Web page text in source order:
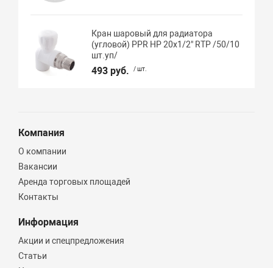
Кран шаровый для радиатора
(угловой) PPR НР 20х1/2" RTP /50/10
шт.уп/
493 руб. / шт.
Компания
О компании
Вакансии
Аренда торговых площадей
Контакты
Информация
Акции и спецпредложения
Статьи